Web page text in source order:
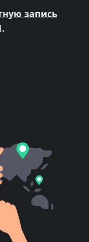
запись